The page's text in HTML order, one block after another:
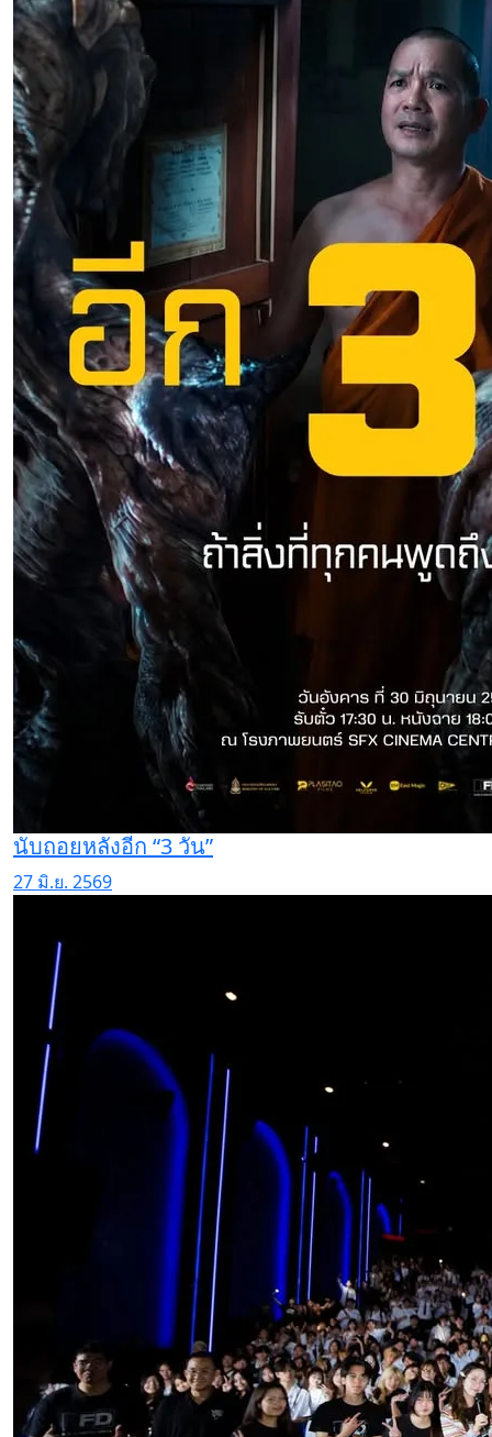
นับถอยหลังอีก “3 วัน”
27 มิ.ย. 2569